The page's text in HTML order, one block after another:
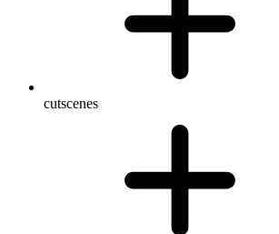
cutscenes